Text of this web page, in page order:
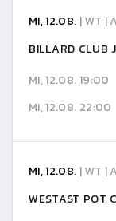
MI, 12.08. | WT |
BILLARD CLUB
MI, 12.08. 19:00
MI, 12.08. 22:00
MI, 12.08. | WT |
WESTAST POT